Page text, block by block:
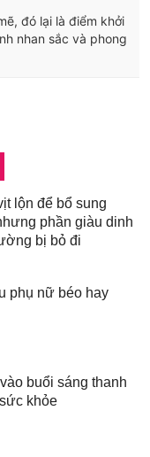
đó lại là điểm khởi
nhan sắc và phong
lộn để bổ sung
phần giàu dinh
bị bỏ đi
phụ nữ béo hay
buổi sáng thanh
khỏe